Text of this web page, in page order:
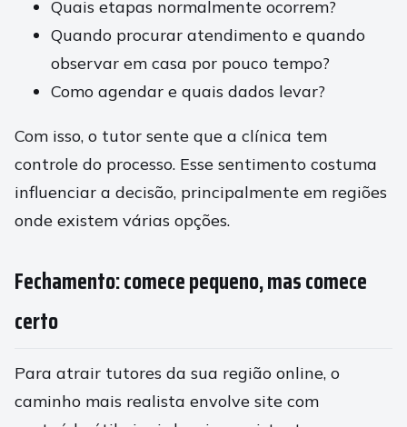
Quais etapas normalmente ocorrem?
Quando procurar atendimento e quando
observar em casa por pouco tempo?
Como agendar e quais dados levar?
Com isso, o tutor sente que a clínica tem
controle do processo. Esse sentimento costuma
influenciar a decisão, principalmente em regiões
onde existem várias opções.
Fechamento: comece pequeno, mas comece
certo
Para atrair tutores da sua região online, o
caminho mais realista envolve site com